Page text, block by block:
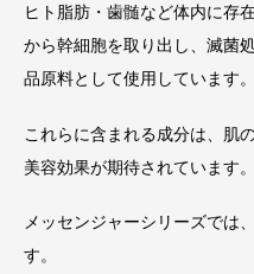
ヒト脂肪・歯髄など体内に存
から幹細胞を取り出し、滅菌
品原料として使用しています。
これらに含まれる成分は、肌
美容効果が期待されています。
メッセンジャーシリーズでは
す。